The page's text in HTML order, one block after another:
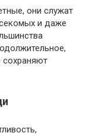
они служат
и даже